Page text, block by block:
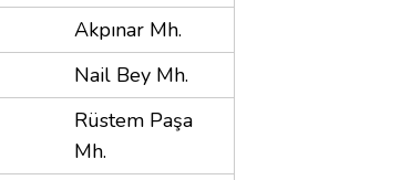
Akpınar Mh.
Nail Bey Mh.
Rüstem Paşa
Mh.